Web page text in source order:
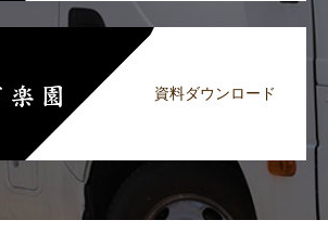
資料ダウンロード